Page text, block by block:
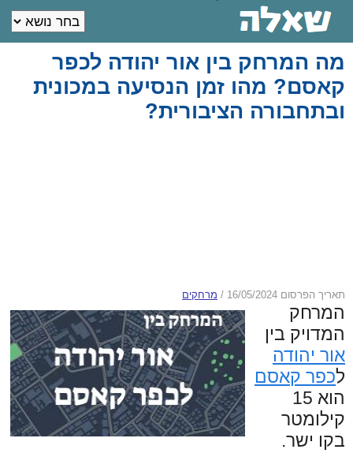
מה המרחק בין אור יהודה לכפר
קאסם? מהו זמן הנסיעה במכונית
ובתחבורה הציבורית?
תאריך הפרסום 16/05/2024 / מרחקים
המרחק
המדויק בין
אור יהודה
לכפר קאסם
הוא 15
קילומטר
בקו ישר.